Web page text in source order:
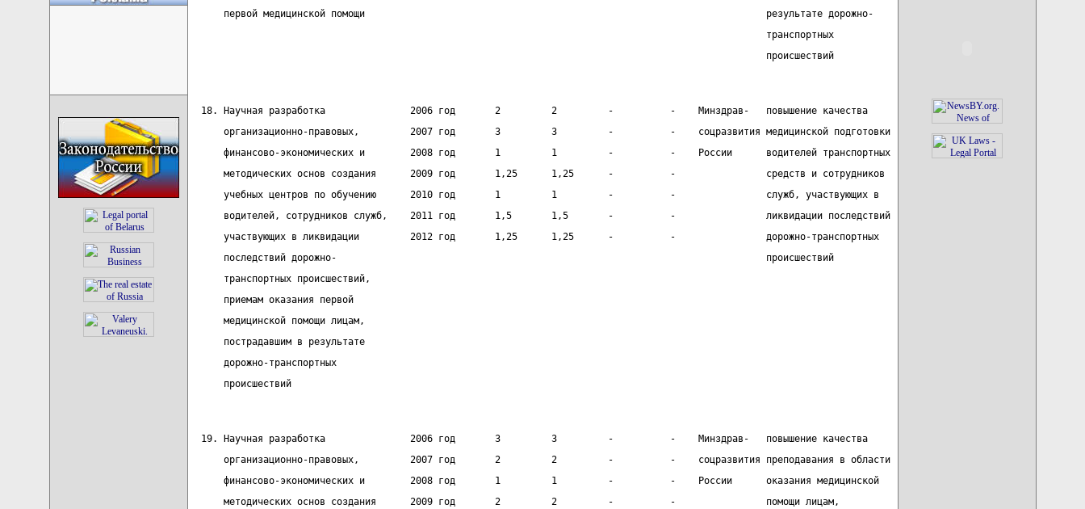
      первой медицинской помощи                                                                       результате дорожно-
                                                                                                      транспортных
                                                                                                      происшествий
  18. Научная разработка               2006 год       2         2         -          -    Минздрав-   повышение качества
      организационно-правовых,         2007 год       3         3         -          -    соцразвития медицинской подготовки
      финансово-экономических и        2008 год       1         1         -          -    России      водителей транспортных
      методических основ создания      2009 год       1,25      1,25      -          -                средств и сотрудников
      учебных центров по обучению      2010 год       1         1         -          -                служб, участвующих в
      водителей, сотрудников служб,    2011 год       1,5       1,5       -          -                ликвидации последствий
      участвующих в ликвидации         2012 год       1,25      1,25      -          -                дорожно-транспортных
      последствий дорожно-                                                                            происшествий
      транспортных происшествий,
      приемам оказания первой
      медицинской помощи лицам,
      пострадавшим в результате
      дорожно-транспортных
      происшествий
  19. Научная разработка               2006 год       3         3         -          -    Минздрав-   повышение качества
      организационно-правовых,         2007 год       2         2         -          -    соцразвития преподавания в области
      финансово-экономических и        2008 год       1         1         -          -    России      оказания медицинской
      методических основ создания      2009 год       2         2         -          -                помощи лицам,